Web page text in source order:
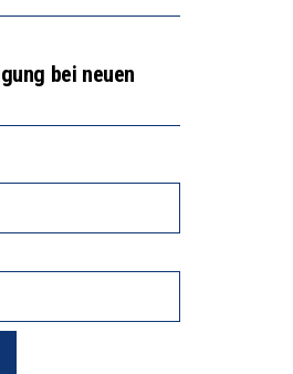
bei neuen